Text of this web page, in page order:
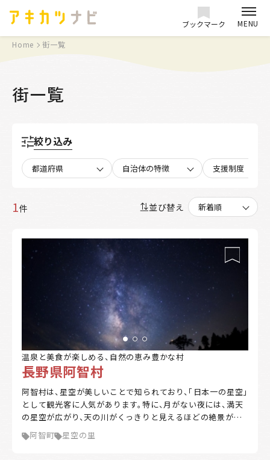
ブックマーク MENU
Home 街一覧
街一覧
絞り込み
都道府県 自治体の特徴 支援制度
1件 並び替え
温泉と美食が楽しめる、自然の恵み豊かな村
長野県阿智村
阿智村は、星空が美しいことで知られており、「日本一の星空」
として観光客に人気があります。特に、月がない夜には、満天
の星空が広がり、天の川がくっきりと見えるほどの絶景が楽
しめます。村内には、星空を楽しむための観光スポットやイベ
ントも多数開催されています。 また、温泉地としても有名で、
阿智町 星空の里